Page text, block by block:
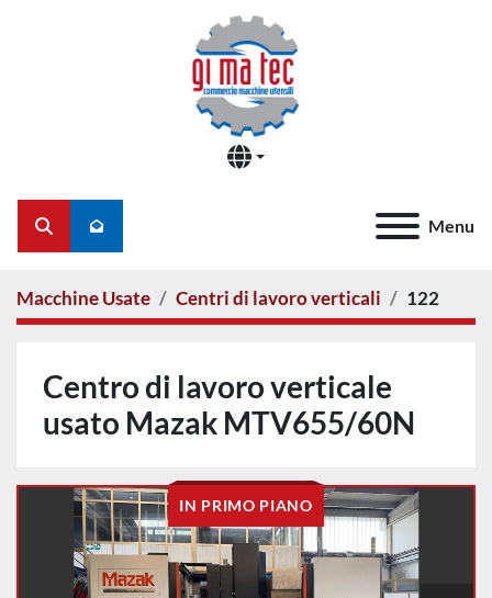
Menu
Cerca
Macchine Usate Centri di lavoro verticali 122
Centro di lavoro verticale
usato Mazak MTV655/60N
IN PRIMO PIANO